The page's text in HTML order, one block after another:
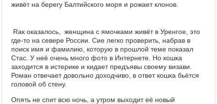
живёт на берегу Балтийского моря и рожает клонов.
Rак оказалось, женщина с ямочками живёт в Уренгое, это
где-то на севере России. Сие легко проверить, набрав в
поиск имя и фамилию, которую в прошлой теме показал
Стас. У неё очень много фото в Интернете. Но кошка
заходится в истерике и кидает предъявы своему визави.
Роман отвечает довольно доходчиво, в ответ кошка бьётся
головой об стену.
Опять не спит всю ночь, а утром выходит её новый